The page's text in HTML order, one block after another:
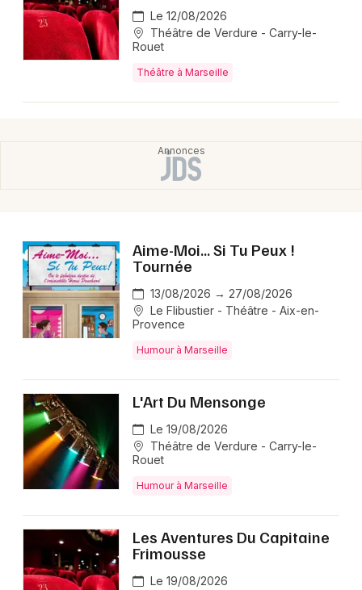
Le 12/08/2026
Théâtre de Verdure - Carry-le-
Rouet
Théâtre à Marseille
Aime-Moi... Si Tu Peux !
Tournée
13/08/2026 → 27/08/2026
Le Flibustier - Théâtre - Aix-en-
Provence
Humour à Marseille
L'Art Du Mensonge
Le 19/08/2026
Théâtre de Verdure - Carry-le-
Rouet
Humour à Marseille
Les Aventures Du Capitaine
Frimousse
Le 19/08/2026